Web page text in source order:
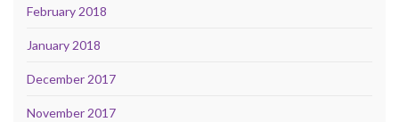
February 2018
January 2018
December 2017
November 2017